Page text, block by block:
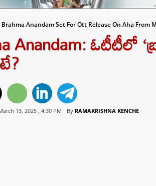
Brahma Anandam Set For Ott Release On Aha From
Anandam: ఓటీటీలో
13, 2025 , 4:30 PM By RAMAKRISHNA KENCHE